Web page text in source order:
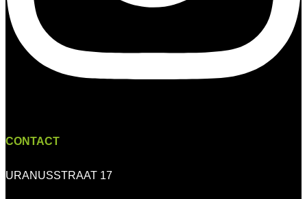
CONTACT
URANUSSTRAAT 17